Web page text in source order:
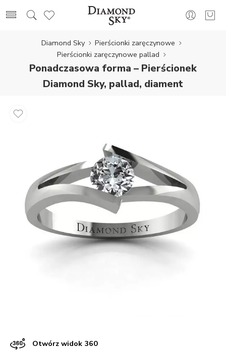
Diamond Sky
Pierścionki zaręczynowe
Pierścionki zaręczynowe pallad
Ponadczasowa forma – Pierścionek
Diamond Sky, pallad, diament
Otwórz widok 360